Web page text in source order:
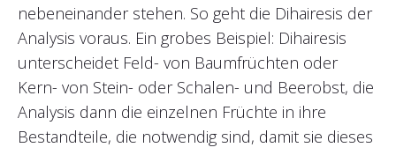
nebeneinander stehen. So geht die Dihairesis der
Analysis voraus. Ein grobes Beispiel: Dihairesis
unterscheidet Feld- von Baumfrüchten oder
Kern- von Stein- oder Schalen- und Beerobst, die
Analysis dann die einzelnen Früchte in ihre
Bestandteile, die notwendig sind, damit sie dieses